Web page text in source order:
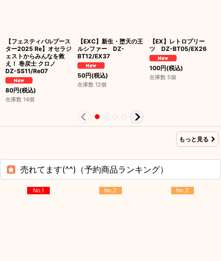
【フェスティバルブース
ター2025 Re】オセラジ
ェストからみんなを救
え！ 巻戻士 クロノ
DZ-SS11/Re07
80円(税込)
在庫数 14個
【EXC】新生・堕天の王
ルシファー DZ-
BT12/EX37
50円(税込)
在庫数 12個
【EX】レトロプリー
ツ DZ-BT05/EX26
100円(税込)
在庫数 5個
もっと見る
売れてます(^^)（予約商品ランキング）
No.1 No.2 No.3